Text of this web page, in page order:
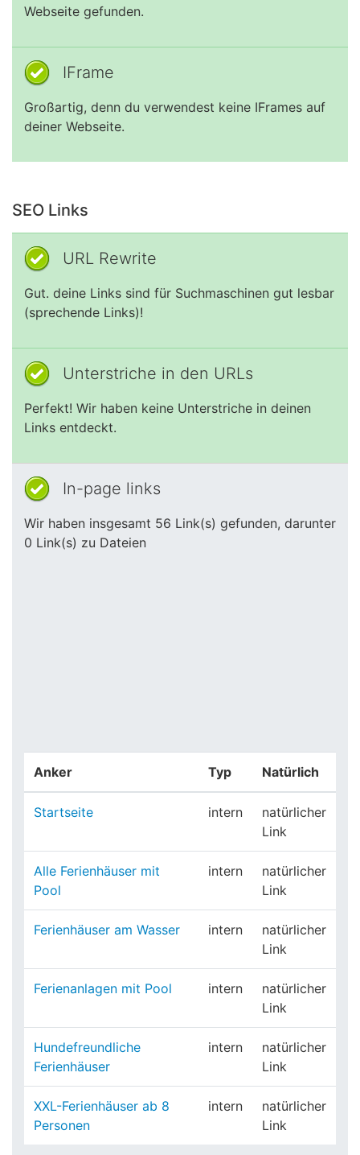
Webseite gefunden.
IFrame
Großartig, denn du verwendest keine IFrames auf
deiner Webseite.
SEO Links
URL Rewrite
Gut. deine Links sind für Suchmaschinen gut lesbar
(sprechende Links)!
Unterstriche in den URLs
Perfekt! Wir haben keine Unterstriche in deinen
Links entdeckt.
In-page links
Wir haben insgesamt 56 Link(s) gefunden, darunter
0 Link(s) zu Dateien
Anker Typ Natürlich
Startseite intern
natürlicher
Link
Alle Ferienhäuser mit
Pool
intern
natürlicher
Link
Ferienhäuser am Wasser intern
natürlicher
Link
Ferienanlagen mit Pool intern
natürlicher
Link
Hundefreundliche
Ferienhäuser
intern
natürlicher
Link
XXL-Ferienhäuser ab 8
Personen
intern
natürlicher
Link